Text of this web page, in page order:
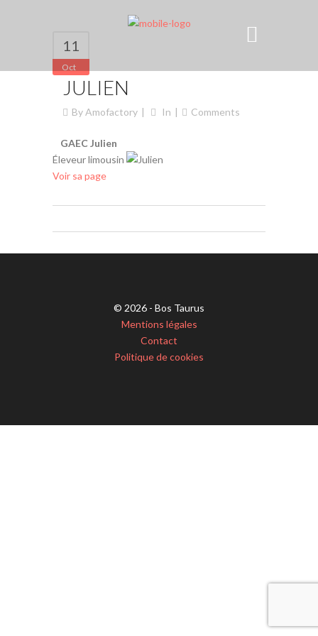
11
Oct
JULIEN
ByAmofactory In Comments
GAEC Julien
Éleveur limousin
Voir sa page
© 2026 - Bos Taurus
Mentions légales
Contact
Politique de cookies